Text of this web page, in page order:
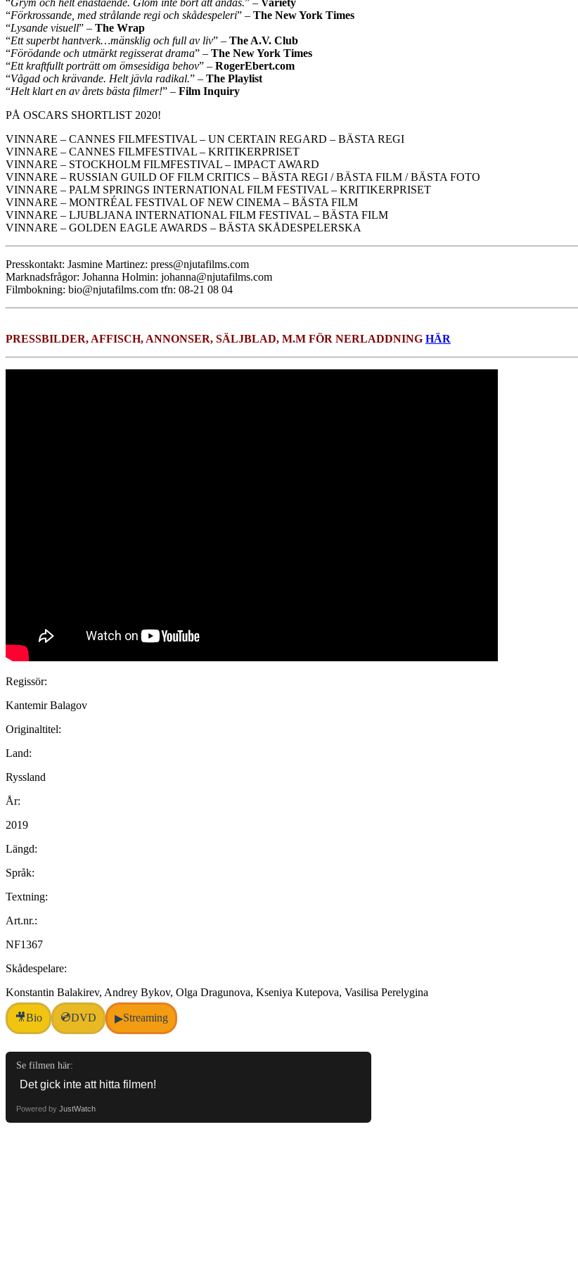
“Förkrossande, med strålande regi och skådespeleri” – The New York Times
“Lysande visuell” – The Wrap
“Ett superbt hantverk…mänsklig och full av liv” – The A.V. Club
“Förödande och utmärkt regisserat drama” – The New York Times
“Ett kraftfullt porträtt om ömsesidiga behov” – RogerEbert.com
“Vågad och krävande. Helt jävla radikal.” – The Playlist
“Helt klart en av årets bästa filmer!” – Film Inquiry
PÅ OSCARS SHORTLIST 2020!
VINNARE – CANNES FILMFESTIVAL – UN CERTAIN REGARD – BÄSTA REGI
VINNARE – CANNES FILMFESTIVAL – KRITIKERPRISET
VINNARE – STOCKHOLM FILMFESTIVAL – IMPACT AWARD
VINNARE – RUSSIAN GUILD OF FILM CRITICS – BÄSTA REGI / BÄSTA FILM / BÄSTA FOTO
VINNARE – PALM SPRINGS INTERNATIONAL FILM FESTIVAL – KRITIKERPRISET
VINNARE – MONTRÉAL FESTIVAL OF NEW CINEMA – BÄSTA FILM
VINNARE – LJUBLJANA INTERNATIONAL FILM FESTIVAL – BÄSTA FILM
VINNARE – GOLDEN EAGLE AWARDS – BÄSTA SKÅDESPELERSKA
Presskontakt: Jasmine Martinez: press@njutafilms.com
Marknadsfrågor: Johanna Holmin: johanna@njutafilms.com
Filmbokning: bio@njutafilms.com tfn: 08-21 08 04
PRESSBILDER, AFFISCH, ANNONSER, SÄLJBLAD, M.M FÖR NERLADDNING HÄR
Regissör:
Kantemir Balagov
Originaltitel:
Land:
Ryssland
År:
2019
Längd:
Språk:
Textning:
Art.nr.:
NF1367
Skådespelare:
Konstantin Balakirev, Andrey Bykov, Olga Dragunova, Kseniya Kutepova, Vasilisa Perelygina
🎥Bio 💿DVD ▶Streaming
Se filmen här:
Powered by JustWatch